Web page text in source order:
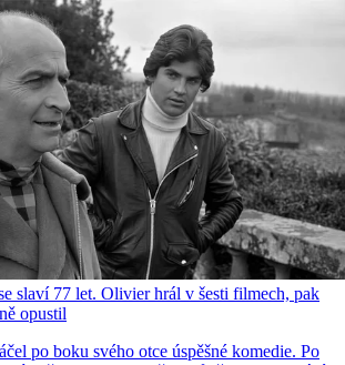
slaví 77 let. Olivier hrál v šesti filmech, pak
opustil
po boku svého otce úspěšné komedie. Po